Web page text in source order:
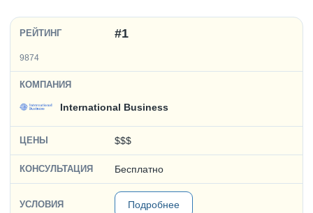
#1
9874
International Business
$$$
Бесплатно
Подробнее